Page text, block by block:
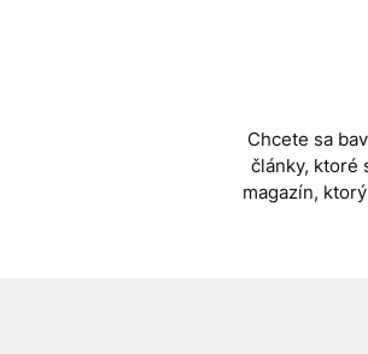
Chcete sa
články, ktoré
magazín,